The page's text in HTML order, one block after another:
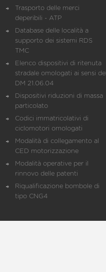
Trasporto delle merci
deperibili - ATP
Database delle località a
supporto dei sistemi RDS
TMC
Elenco dispositivi di ritenuta
stradale omologati ai sensi del
DM 21.06.04
Dispositivi riduzioni di massa
particolato
Codici immatricolativi di
ciclomotori omologati
Modalità di collegamento al
CED motorizzazione
Modalità operative per il
rinnovo delle patenti
Riqualificazione bombole di
tipo CNG4